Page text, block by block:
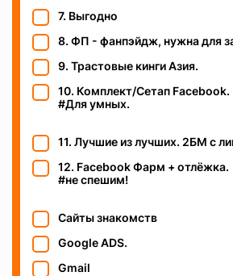
7. Выгодно
8. ФП - фанпэйдж, нужна для
9. Трастовые кинги Азия.
10. Комплект/Сетап Facebook.
#Для умных.
11. Лучшие из лучших. 2БМ c
12. Facebook Фарм + отлёжка.
#не спешим!
Сайты знакомств
Google ADS.
Gmail